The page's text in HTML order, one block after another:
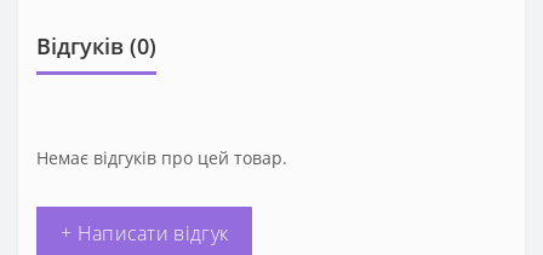
Відгуків (0)
Немає відгуків про цей товар.
+ Написати відгук